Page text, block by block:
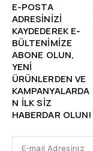
E-POSTA
ADRESINIZI
KAYDEDEREK E-
BÜLTENIMIZE
ABONE OLUN,
YENİ
ÜRÜNLERDEN VE
KAMPANYALARDA
N ILK SIZ
HABERDAR OLUN!